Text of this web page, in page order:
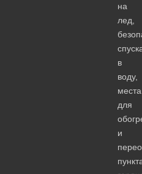
на
лед,
в
воду,
для
и